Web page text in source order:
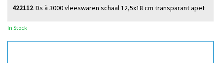
Ds à 3000 vleeswaren schaal 12,5x18 cm transparant apet
422112
In Stock